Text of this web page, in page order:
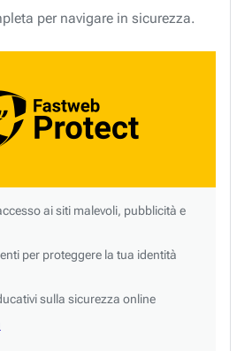
per navigare in sicurezza.
ai siti malevoli, pubblicità e
per proteggere la tua identità
sulla sicurezza online